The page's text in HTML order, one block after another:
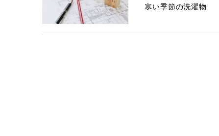
寒い季節の洗濯物